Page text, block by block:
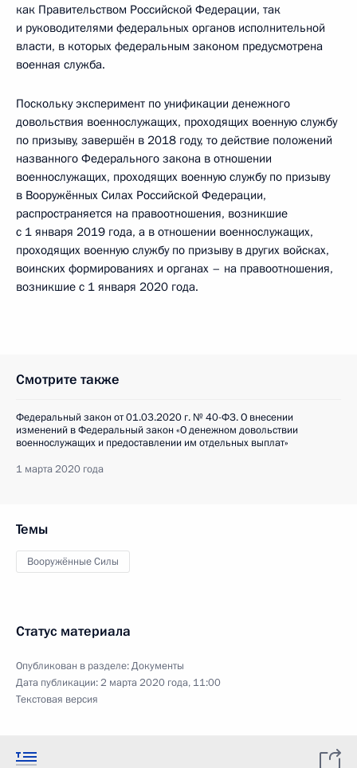
как Правительством Российской Федерации, так
и руководителями федеральных органов исполнительной
власти, в которых федеральным законом предусмотрена
военная служба.
Поскольку эксперимент по унификации денежного
довольствия военнослужащих, проходящих военную службу
по призыву, завершён в 2018 году, то действие положений
названного Федерального закона в отношении
военнослужащих, проходящих военную службу по призыву
в Вооружённых Силах Российской Федерации,
распространяется на правоотношения, возникшие
с 1 января 2019 года, а в отношении военнослужащих,
проходящих военную службу по призыву в других войсках,
воинских формированиях и органах – на правоотношения,
возникшие с 1 января 2020 года.
Смотрите также
Федеральный закон от 01.03.2020 г. № 40-ФЗ. О внесении
изменений в Федеральный закон «О денежном довольствии
военнослужащих и предоставлении им отдельных выплат»
1 марта 2020 года
Темы
Вооружённые Силы
Статус материала
Опубликован в разделе:Документы
Дата публикации:2 марта 2020 года, 11:00
Текстовая версия